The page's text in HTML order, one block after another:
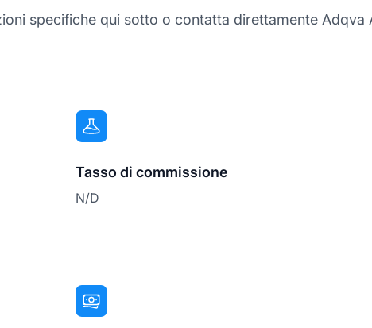
specifiche qui sotto o contatta direttamente Adqva
Tasso di commissione
N/D